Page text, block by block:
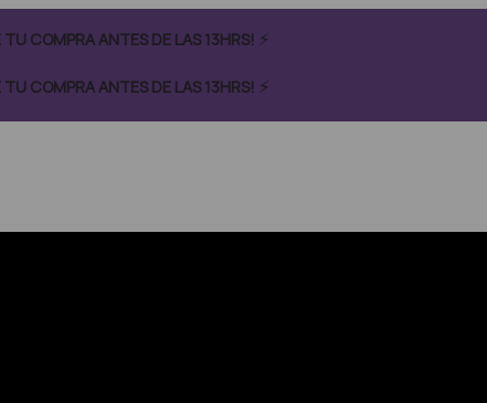
COMPRA ANTES DE LAS 13HRS! ⚡
COMPRA ANTES DE LAS 13HRS! ⚡